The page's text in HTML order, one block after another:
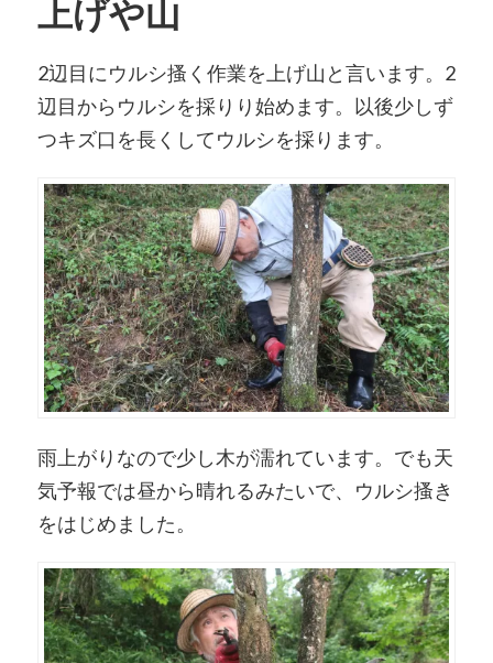
上げや山
2辺目にウルシ搔く作業を上げ山と言います。2
辺目からウルシを採りり始めます。以後少しず
つキズ口を長くしてウルシを採ります。
雨上がりなので少し木が濡れています。でも天
気予報では昼から晴れるみたいで、ウルシ搔き
をはじめました。